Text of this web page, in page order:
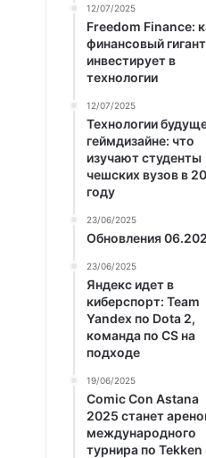
12/07/2025
Freedom Finance:
финансовый гигант
инвестирует в
технологии
12/07/2025
Технологии
геймдизайне: что
изучают студенты
чешских вузов в
году
23/06/2025
Обновления
23/06/2025
Яндекс идет в
киберспорт: Team
Yandex по Dota 2,
команда по CS на
подходе
19/06/2025
Comic Con Astana
2025 станет
международного
турнира по Tekken